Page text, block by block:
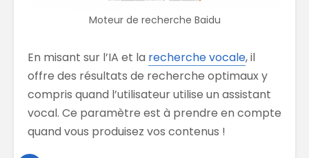
Moteur de recherche Baidu
En misant sur l’IA et la recherche vocale, il
offre des résultats de recherche optimaux y
compris quand l’utilisateur utilise un assistant
vocal. Ce paramètre est à prendre en compte
quand vous produisez vos contenus !